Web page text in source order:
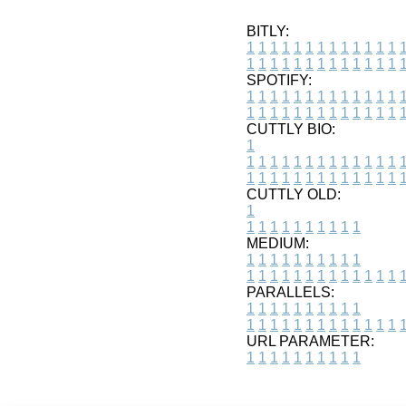
BITLY:
1 1 1 1 1 1 1 1 1 1 1 1 1 1
1 1 1 1 1 1 1 1 1 1 1 1 1 1
SPOTIFY:
1 1 1 1 1 1 1 1 1 1 1 1 1 1
1 1 1 1 1 1 1 1 1 1 1 1 1 1
CUTTLY BIO:
1
1 1 1 1 1 1 1 1 1 1 1 1 1 1
1 1 1 1 1 1 1 1 1 1 1 1 1 1
CUTTLY OLD:
1
1 1 1 1 1 1 1 1 1 1
MEDIUM:
1 1 1 1 1 1 1 1 1 1
1 1 1 1 1 1 1 1 1 1 1 1 1 1
PARALLELS:
1 1 1 1 1 1 1 1 1 1
1 1 1 1 1 1 1 1 1 1 1 1 1 1
URL PARAMETER:
1 1 1 1 1 1 1 1 1 1